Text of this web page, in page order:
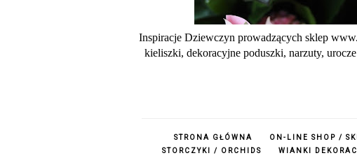
Inspiracje Dziewczyn prowadzących sklep
kieliszki, dekoracyjne poduszki, narzuty,
STRONA GŁÓWNA ON-LINE SHOP /
STORCZYKI / ORCHIDS
WIANKI